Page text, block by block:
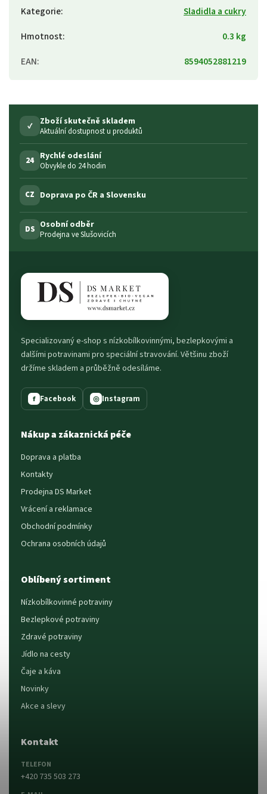
Kategorie:
Sladidla a cukry
Hmotnost:
0.3 kg
EAN: 8594052881219
✓ Zboží skutečně skladem
Aktuální dostupnost u produktů
24 Rychlé odeslání
Obvykle do 24 hodin
CZ Doprava po ČR a Slovensku
DS Osobní odběr
Prodejna ve Slušovicích
Specializovaný e-shop s nízkobílkovinnými, bezlepkovými a
dalšími potravinami pro speciální stravování. Většinu zboží
držíme skladem a průběžně odesíláme.
f Facebook ◎ Instagram
Nákup a zákaznická péče
Doprava a platba
Kontakty
Prodejna DS Market
Vrácení a reklamace
Obchodní podmínky
Ochrana osobních údajů
Oblíbený sortiment
Nízkobílkovinné potraviny
Bezlepkové potraviny
Zdravé potraviny
Jídlo na cesty
Čaje a káva
Novinky
Akce a slevy
Kontakt
TELEFON
+420 735 503 273